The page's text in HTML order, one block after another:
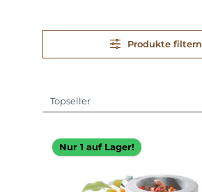
Produkte filtern
Nur 1 auf Lager!